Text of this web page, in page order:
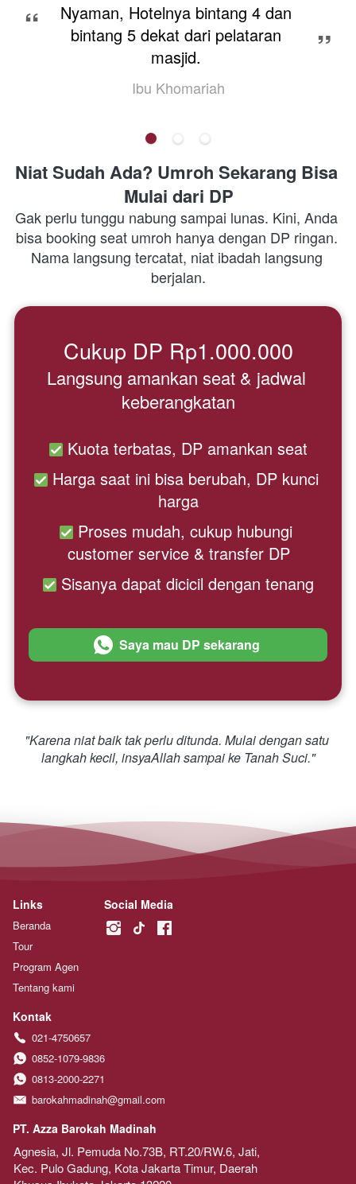
“
Nyaman, Hotelnya bintang 4 dan
bintang 5 dekat dari pelataran
masjid.
”
Ibu Khomariah
Niat Sudah Ada? Umroh Sekarang Bisa
Mulai dari DP
Gak perlu tunggu nabung sampai lunas. Kini, Anda
bisa booking seat umroh hanya dengan DP ringan.
Nama langsung tercatat, niat ibadah langsung
berjalan.
Cukup DP Rp1.000.000
Langsung amankan seat & jadwal
keberangkatan
Kuota terbatas, DP amankan seat
Harga saat ini bisa berubah, DP kunci
harga
Proses mudah, cukup hubungi
customer service & transfer DP
Sisanya dapat dicicil dengan tenang
` Saya mau DP sekarang
"Karena niat baik tak perlu ditunda. Mulai dengan satu
langkah kecil, insyaAllah sampai ke Tanah Suci."
Links
Beranda
Tour
Program Agen
Tentang kami
Social Media
Kontak
021-4750657
0852-1079-9836
0813-2000-2271
barokahmadinah@gmail.com
PT. Azza Barokah Madinah
Agnesia, Jl. Pemuda No.73B, RT.20/RW.6, Jati,
Kec. Pulo Gadung, Kota Jakarta Timur, Daerah